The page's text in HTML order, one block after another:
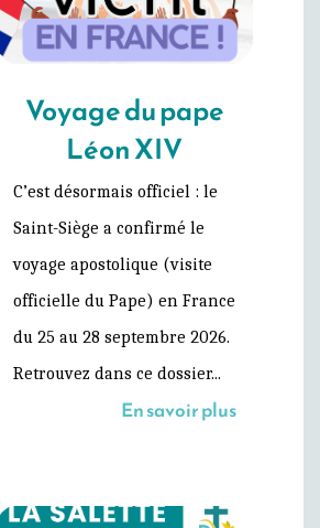
Voyage du pape
Léon XIV
C’est désormais officiel : le
Saint-Siège a confirmé le
voyage apostolique (visite
officielle du Pape) en France
du 25 au 28 septembre 2026.
Retrouvez dans ce dossier...
En savoir plus